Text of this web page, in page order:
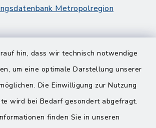
hin, dass wir technisch notwendige
um eine optimale Darstellung unserer
Die Einwilligung zur Nutzung
wird bei Bedarf gesondert abgefragt.
finden Sie in unseren
Metropolregion
Barrierefreiheit